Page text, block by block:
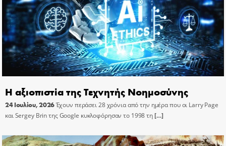
Η αξιοπιστία της Τεχνητής Νοημοσύνης
24 Ιουλίου, 2026Έχουν περάσει 28 χρόνια από την ημέρα που οι Larry Page
και Sergey Brin της Google κυκλοφόρησαν το 1998 τη[…]